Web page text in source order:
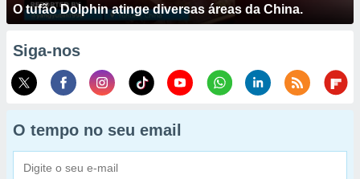
O tufão Dolphin atinge diversas áreas da China.
Siga-nos
O tempo no seu email